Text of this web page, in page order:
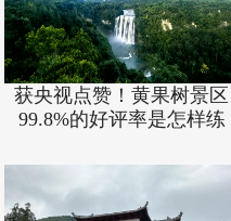
获央视点赞！黄果树景区
99.8%的好评率是怎样练